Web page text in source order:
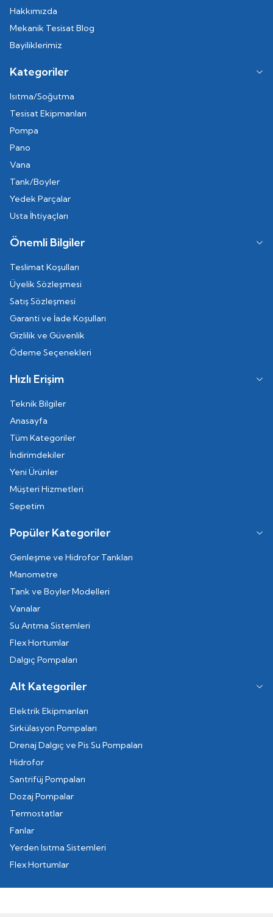
Hakkımızda
Mekanik Tesisat Blog
Bayiliklerimiz
Kategoriler
Isıtma/Soğutma
Tesisat Ekipmanları
Pompa
Pano
Vana
Tank/Boyler
Yedek Parçalar
Usta İhtiyaçları
Önemli Bilgiler
Teslimat Koşulları
Üyelik Sözleşmesi
Satış Sözleşmesi
Garanti ve İade Koşulları
Gizlilik ve Güvenlik
Ödeme Seçenekleri
Hızlı Erişim
Teknik Bilgiler
Anasayfa
Tüm Kategoriler
İndirimdekiler
Yeni Ürünler
Müşteri Hizmetleri
Sepetim
Popüler Kategoriler
Genleşme ve Hidrofor Tankları
Manometre
Tank ve Boyler Modelleri
Vanalar
Su Arıtma Sistemleri
Flex Hortumlar
Dalgıç Pompaları
Alt Kategoriler
Elektrik Ekipmanları
Sirkülasyon Pompaları
Drenaj Dalgıç ve Pis Su Pompaları
Hidrofor
Santrifüj Pompaları
Dozaj Pompalar
Termostatlar
Fanlar
Yerden Isıtma Sistemleri
Flex Hortumlar